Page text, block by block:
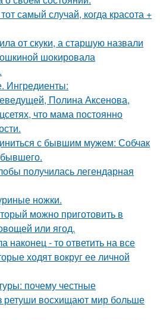
самый случай, когда красота +
от скуки, а старшую назвали
шокировала
Ингредиенты:
Полина Аксенова,
что мама постоянно
с бывшим мужем: Собчак
получилась легендарная
ножки.
можно приготовить в
или ягод.
наконец - то ответить на все
ходят вокруг ее личной
почему честные
ретуши восхищают мир больше